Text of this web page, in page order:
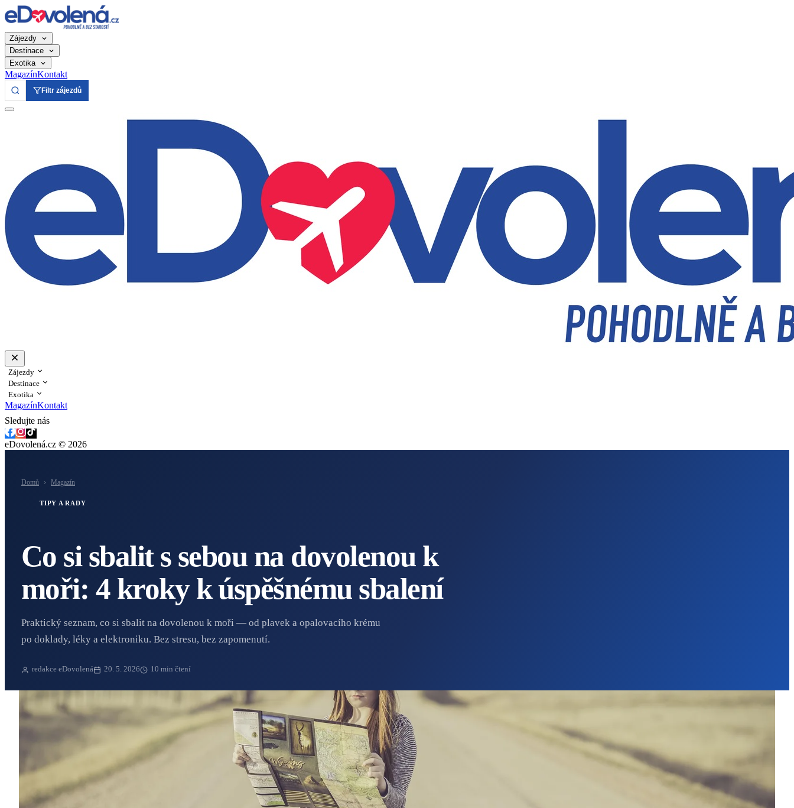
Zájezdy
Destinace
Exotika
MagazínKontakt
Filtr zájezdů
Zájezdy
Destinace
Exotika
MagazínKontakt
Sledujte nás
eDovolená.cz © 2026
Domů › Magazín
TIPY A RADY
Co si sbalit s sebou na dovolenou k
moři: 4 kroky k úspěšnému sbalení
Praktický seznam, co si sbalit na dovolenou k moři — od plavek a opalovacího krému
po doklady, léky a elektroniku. Bez stresu, bez zapomenutí.
redakce eDovolená 20. 5. 2026 10 min čtení